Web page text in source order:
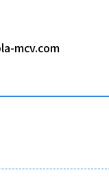
mcv.com